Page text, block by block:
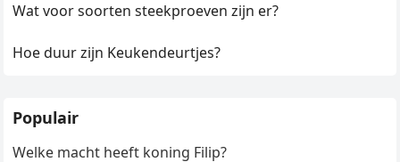
Wat voor soorten steekproeven zijn er?
Hoe duur zijn Keukendeurtjes?
Populair
Welke macht heeft koning Filip?